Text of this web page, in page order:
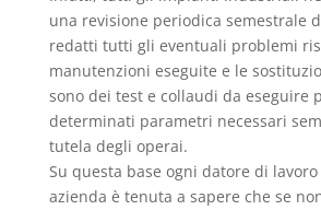
una revisione periodica semestrale
redatti tutti gli eventuali problemi
manutenzioni eseguite e le
sono dei test e collaudi da eseguire
determinati parametri necessari
tutela degli operai.
Su questa base ogni datore di lavoro
azienda è tenuta a sapere che se